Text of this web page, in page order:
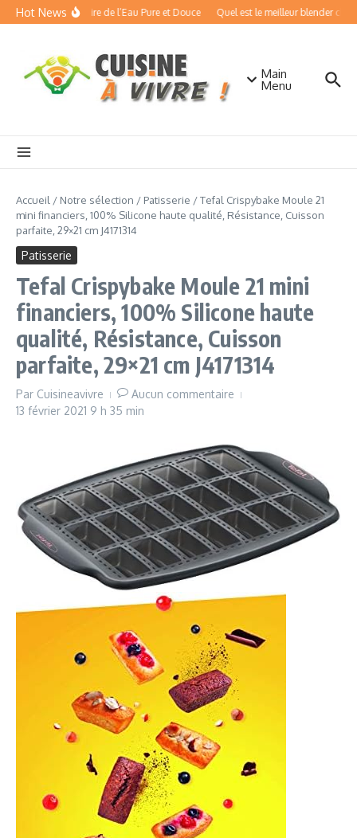
Aller au contenu
Hot News
d’Eau : Boire de l’Eau Pure et Douce Quel est le meilleur blender
Main
Menu
Accueil / Notre sélection / Patisserie /Tefal Crispybake Moule 21
mini financiers, 100% Silicone haute qualité, Résistance, Cuisson
parfaite, 29×21 cm J4171314
Patisserie
Tefal Crispybake Moule 21 mini
financiers, 100% Silicone haute
qualité, Résistance, Cuisson
parfaite, 29×21 cm J4171314
Par Cuisineavivre
Aucun commentaire
13 février 2021 9 h 35 min